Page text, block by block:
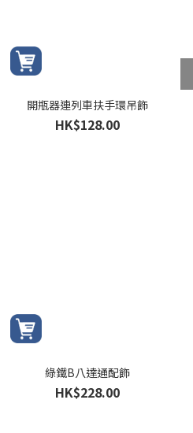
開瓶器連列車扶手環吊飾
HK$128.00
綠鐵B八達通配飾
HK$228.00